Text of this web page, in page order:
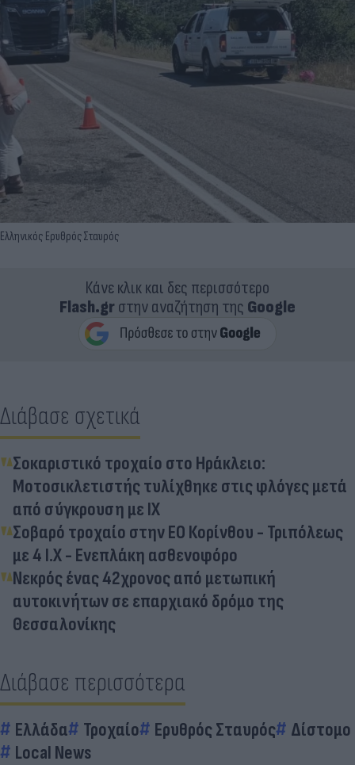
Ελληνικός Ερυθρός Σταυρός
Κάνε κλικ και δες περισσότερο
Flash.grστην αναζήτηση της Google
Διάβασε σχετικά
Σοκαριστικό τροχαίο στο Ηράκλειο:
Μοτοσικλετιστής τυλίχθηκε στις φλόγες μετά
από σύγκρουση με ΙΧ
Σοβαρό τροχαίο στην ΕΟ Κορίνθου - Τριπόλεως
με 4 Ι.Χ - Ενεπλάκη ασθενοφόρο
Νεκρός ένας 42χρονος από μετωπική
αυτοκινήτων σε επαρχιακό δρόμο της
Θεσσαλονίκης
Διάβασε περισσότερα
Ελλάδα Τροχαίο Ερυθρός Σταυρός
Δίστομο
Local News